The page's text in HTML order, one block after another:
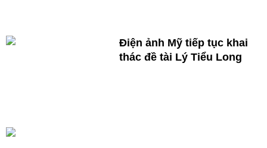
Điện ảnh Mỹ tiếp tục khai
thác đề tài Lý Tiểu Long